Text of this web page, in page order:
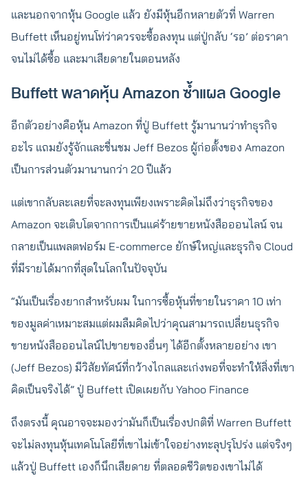
และนอกจากหุ้น Google แล้ว ยังมีหุ้นอีกหลายตัวที่ Warren
Buffett เห็นอยู่ทนโท่ว่าควรจะซื้อลงทุน แต่ปู่กลับ ‘รอ’ ต่อราคา
จนไม่ได้ซื้อ และมาเสียดายในตอนหลัง
Buffett พลาดหุ้น Amazon ซ้ำแผล Google
อีกตัวอย่างคือหุ้น Amazon ที่ปู่ Buffett รู้มานานว่าทำธุรกิจ
อะไร แถมยังรู้จักและชื่นชม Jeff Bezos ผู้ก่อตั้งของ Amazon
เป็นการส่วนตัวมานานกว่า 20 ปีแล้ว
แต่เขากลับละเลยที่จะลงทุนเพียงเพราะคิดไม่ถึงว่าธุรกิจของ
Amazon จะเติบโตจากการเป็นแค่ร้ายขายหนังสือออนไลน์ จน
กลายเป็นแพลตฟอร์ม E-commerce ยักษ์ใหญ่และธุรกิจ Cloud
ที่มีรายได้มากที่สุดในโลกในปัจจุบัน
“มันเป็นเรื่องยากสำหรับผม ในการซื้อหุ้นที่ขายในราคา 10 เท่า
ของมูลค่าเหมาะสมแต่ผมลืมคิดไปว่าคุณสามารถเปลี่ยนธุรกิจ
ขายหนังสือออนไลน์ไปขายของอื่นๆ ได้อีกตั้งหลายอย่าง เขา
(Jeff Bezos) มีวิสัยทัศน์ที่กว้างไกลและเก่งพอที่จะทำให้สิ่งที่เขา
คิดเป็นจริงได้” ปู่ Buffett เปิดเผยกับ Yahoo Finance
ถึงตรงนี้ คุณอาจจะมองว่ามันก็เป็นเรื่องปกติที่ Warren Buffett
จะไม่ลงทุนหุ้นเทคโนโลยีที่เขาไม่เข้าใจอย่างทะลุปรุโปร่ง แต่จริงๆ
แล้วปู่ Buffett เองก็นึกเสียดาย ที่ตลอดชีวิตของเขาไม่ได้